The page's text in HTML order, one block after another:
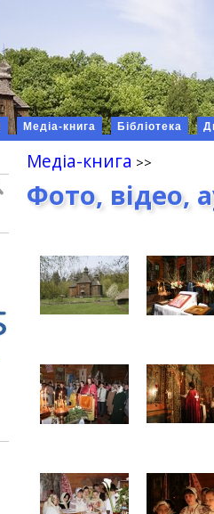
Медіа-книга Бібліотека
Медіа-книга
Фото, відео,